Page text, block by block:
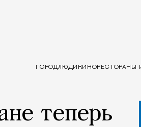
ГОРОДЛЮДИ КИНОРЕСТОРАНЫ
теперь